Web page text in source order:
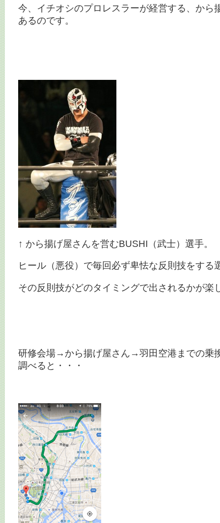
今、イチオシのプロレスラーが経営する、から
あるのです。
↑ から揚げ屋さんを営むBUSHI（武士）選手。
ヒール（悪役）で毎回必ず卑怯な反則技をする
その反則技がどのタイミングで出されるかが楽
研修会場→から揚げ屋さん→羽田空港までの乗
調べると・・・